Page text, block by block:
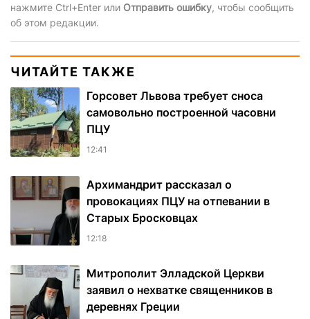
нажмите Ctrl+Enter или Отправить ошибку, чтобы сообщить
об этом редакции.
ЧИТАЙТЕ ТАКЖЕ
Горсовет Львова требует сноса
самовольно построенной часовни
ПЦУ
12:41
Архимандрит рассказал о
провокациях ПЦУ на отпевании в
Старых Бросковцах
12:18
Митрополит Элладской Церкви
заявил о нехватке священников в
деревнях Греции